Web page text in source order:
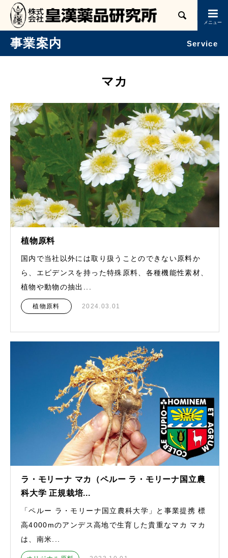

事業案内 Service
マカ
植物原料
国内で当社以外には取り扱うことのできない原料か
ら、エビデンスを持った特殊原料、各種機能性素材、
植物や動物の抽出...
植物原料 2024.03.01
ラ・モリーナ マカ（ペルー ラ・モリーナ国立農
科大学 正規栽培...
「ペルー ラ・モリーナ国立農科大学」と事業提携 標
高4000mのアンデス高地で生育した貴重なマカ マカ
は、南米...